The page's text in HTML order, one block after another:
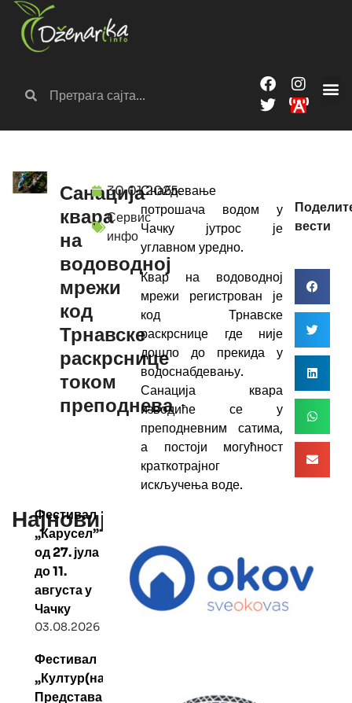
Санација
квара
на
водоводној
мрежи
код
Трнавске
раскрснице
током
преподнева
30.01.2025.
Сервис
инфо
Снабдевање
потрошача водом у
Чачку јутрос је
углавном уредно.
Квар на водоводној
мрежи регистрован је
код Трнавске
раскрснице где није
дошло до прекида у
водоснабдевању.
Санација квара
изводиће се у
преподневним сатима,
а постоји могућност
краткотрајног
искључења воде.
вести
Најновије
Фестивал
„Карусел”
од 27. јула
до 11.
августа у
Чачку
03.08.2026
Фестивал
„Култур(на)тура”:
Представа